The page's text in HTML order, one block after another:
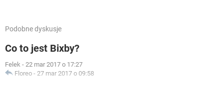
Podobne dyskusje
Co to jest Bixby?
Felek - 22 mar 2017 o 17:27
Floreo - 27 mar 2017 o 09:58